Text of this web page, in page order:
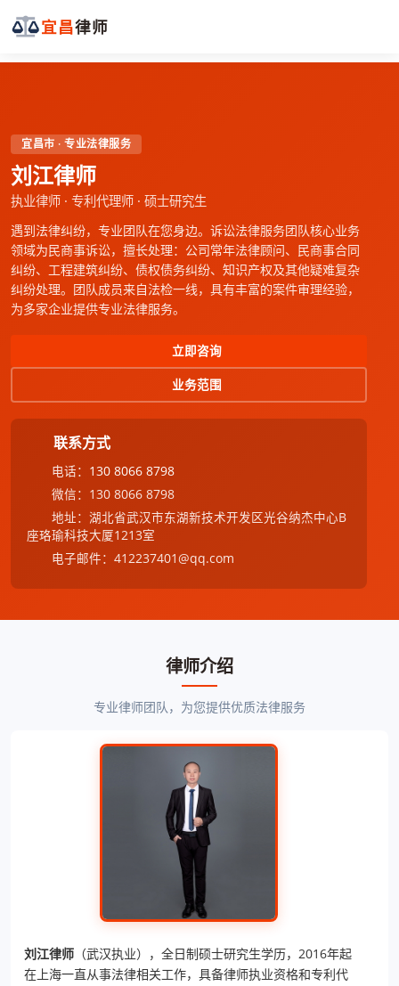
宜昌律师
宜昌市 · 专业法律服务
刘江律师
执业律师 · 专利代理师 · 硕士研究生
遇到法律纠纷，专业团队在您身边。诉讼法律服务团队核心业务
领域为民商事诉讼，擅长处理：公司常年法律顾问、民商事合同
纠纷、工程建筑纠纷、债权债务纠纷、知识产权及其他疑难复杂
纠纷处理。团队成员来自法检一线，具有丰富的案件审理经验，
为多家企业提供专业法律服务。
立即咨询
业务范围
联系方式
电话： 130 8066 8798
微信：130 8066 8798
地址：湖北省武汉市东湖新技术开发区光谷纳杰中心B
座珞瑜科技大厦1213室
电子邮件：412237401@qq.com
律师介绍
专业律师团队，为您提供优质法律服务
刘江律师 （武汉执业），全日制硕士研究生学历，2016年起
在上海一直从事法律相关工作，具备律师执业资格和专利代